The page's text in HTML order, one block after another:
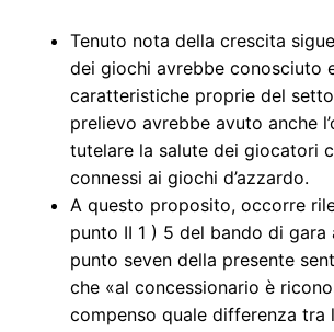
Tenuto nota della crescita
dei giochi avrebbe conosciuto
caratteristiche proprie del
prelievo avrebbe avuto anche
tutelare la salute dei giocatori
connessi ai giochi d’azzardo.
A questo proposito, occorre
punto II 1 ) 5 del bando di gara
punto seven della presente
che «al concessionario è
compenso quale differenza tra